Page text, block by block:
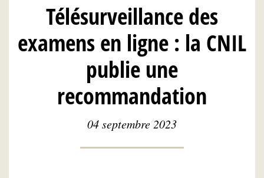
L
Télésurveillance des
examens en ligne : la CNIL
publie une
recommandation
04 septembre 2023